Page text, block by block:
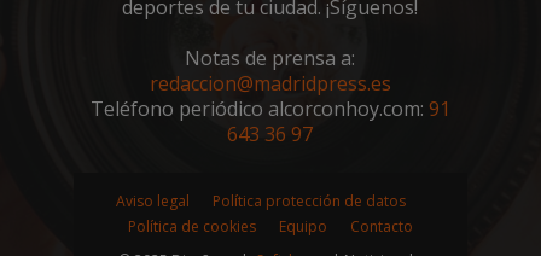
deportes de tu ciudad. ¡Síguenos!
Notas de prensa a:
redaccion@madridpress.es
Teléfono periódico alcorconhoy.com: 91
643 36 97
Aviso legal
Política protección de datos
Política de cookies
Equipo
Contacto